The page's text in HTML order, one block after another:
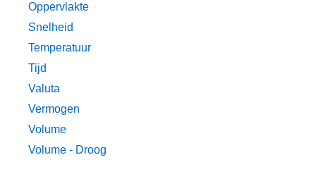
Oppervlakte
Snelheid
Temperatuur
Tijd
Valuta
Vermogen
Volume
Volume - Droog